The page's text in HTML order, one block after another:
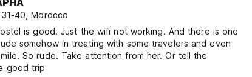
31-40, Morocco
is good. Just the wifi not working. And there is one
somehow in treating with some travelers and even
So rude. Take attention from her. Or tell the
good trip